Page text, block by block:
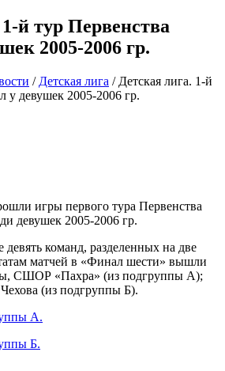
й тур Первенства
2005-2006 гр.
/ Детская лига / Детская лига. 1-й
у девушек 2005-2006 гр.
игры первого тура Первенства
девушек 2005-2006 гр.
команд, разделенных на две
матчей в «Финал шести» вышли
СШОР «Пахра» (из подгруппы А);
(из подгруппы Б).
А.
Б.